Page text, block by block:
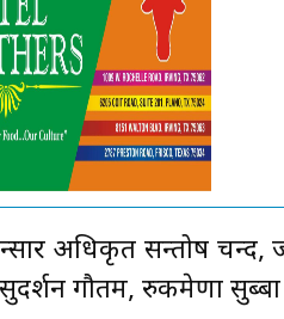
अधिकृत सन्तोष
गौतम, रुकमेणा